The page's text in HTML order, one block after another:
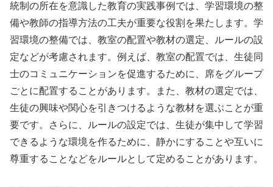
統制の所在を意識した教育の実践事例では、学習環境の整
備や教師の指導方法の工夫が重要な役割を果たします。学
習環境の整備では、教室の配置や教材の選定、ルールの設
定などが考慮されます。例えば、教室の配置では、生徒同
士のコミュニケーションを促進するために、席をグループ
ごとに配置することがあります。また、教材の選定では、
生徒の興味や関心を引きつけるような教材を選ぶことが重
要です。さらに、ルールの設定では、生徒が集中して学習
できるような環境を作るために、静かにすることや互いに
尊重することなどをルールとして定めることがあります。